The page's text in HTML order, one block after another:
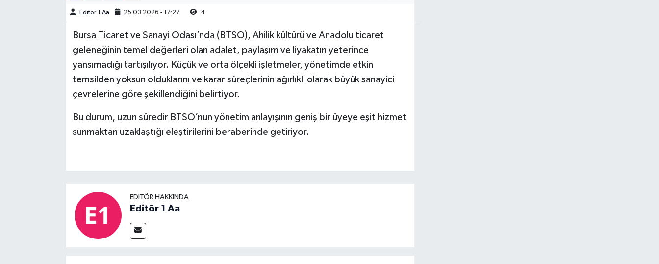
Editör 1 Aa 25.03.2026 - 17:27 4
Bursa Ticaret ve Sanayi Odası’nda (BTSO), Ahilik kültürü ve Anadolu ticaret
geleneğinin temel değerleri olan adalet, paylaşım ve liyakatın yeterince
yansımadığı tartışılıyor. Küçük ve orta ölçekli işletmeler, yönetimde etkin
temsilden yoksun olduklarını ve karar süreçlerinin ağırlıklı olarak büyük sanayici
çevrelerine göre şekillendiğini belirtiyor.
Bu durum, uzun süredir BTSO’nun yönetim anlayışının geniş bir üyeye eşit hizmet
sunmaktan uzaklaştığı eleştirilerini beraberinde getiriyor.
EDITÖR HAKKINDA
Editör 1 Aa